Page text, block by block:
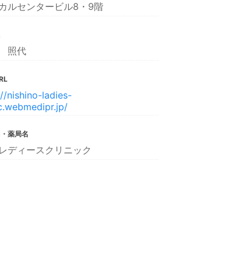
ルセンタービル8・9階
照代
nishino-ladies-
薬局名
ディースクリニック